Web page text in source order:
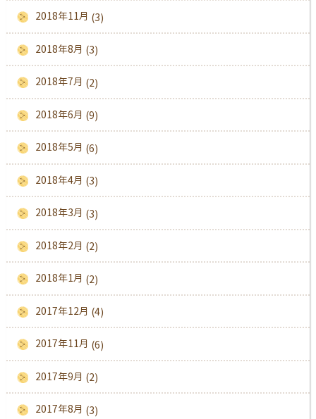
2018年11月 (3)
2018年8月 (3)
2018年7月 (2)
2018年6月 (9)
2018年5月 (6)
2018年4月 (3)
2018年3月 (3)
2018年2月 (2)
2018年1月 (2)
2017年12月 (4)
2017年11月 (6)
2017年9月 (2)
2017年8月 (3)